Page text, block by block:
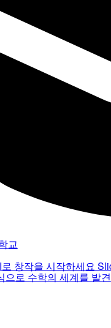
교
창작을 시작하세요
으로 수학의 세계를 발